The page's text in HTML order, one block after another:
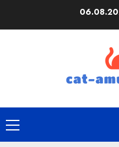
Основное
меню